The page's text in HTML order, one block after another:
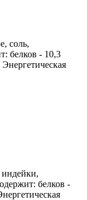
соль,
белков - 10,3
белков -